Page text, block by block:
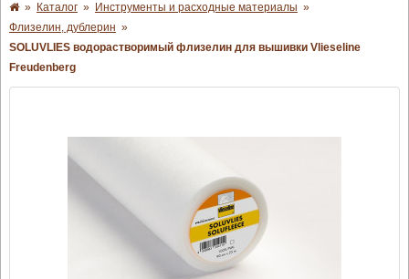
» Каталог » Инструменты и расходные материалы »
Флизелин, дублерин »
SOLUVLIES водорастворимый флизелин для вышивки Vlieseline
Freudenberg